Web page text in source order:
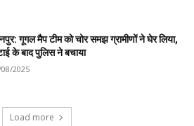
गूगल मैप टीम को चोर समझ ग्रामीणों ने घेर लिया,
के बाद पुलिस ने बचाया
2025
Load more